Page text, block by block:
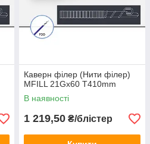
Каверн філер (Нити філер)
MFILL 21Gx60 T410mm
В наявності
1 219,50 ₴/блістер